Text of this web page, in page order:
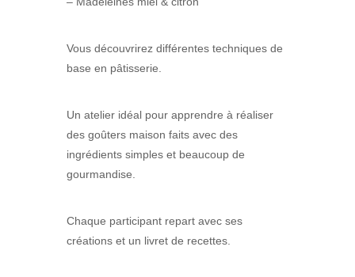
Vous découvrirez différentes techniques de
base en pâtisserie.
Un atelier idéal pour apprendre à réaliser
des goûters maison faits avec des
ingrédients simples et beaucoup de
gourmandise.
Chaque participant repart avec ses
créations et un livret de recettes.